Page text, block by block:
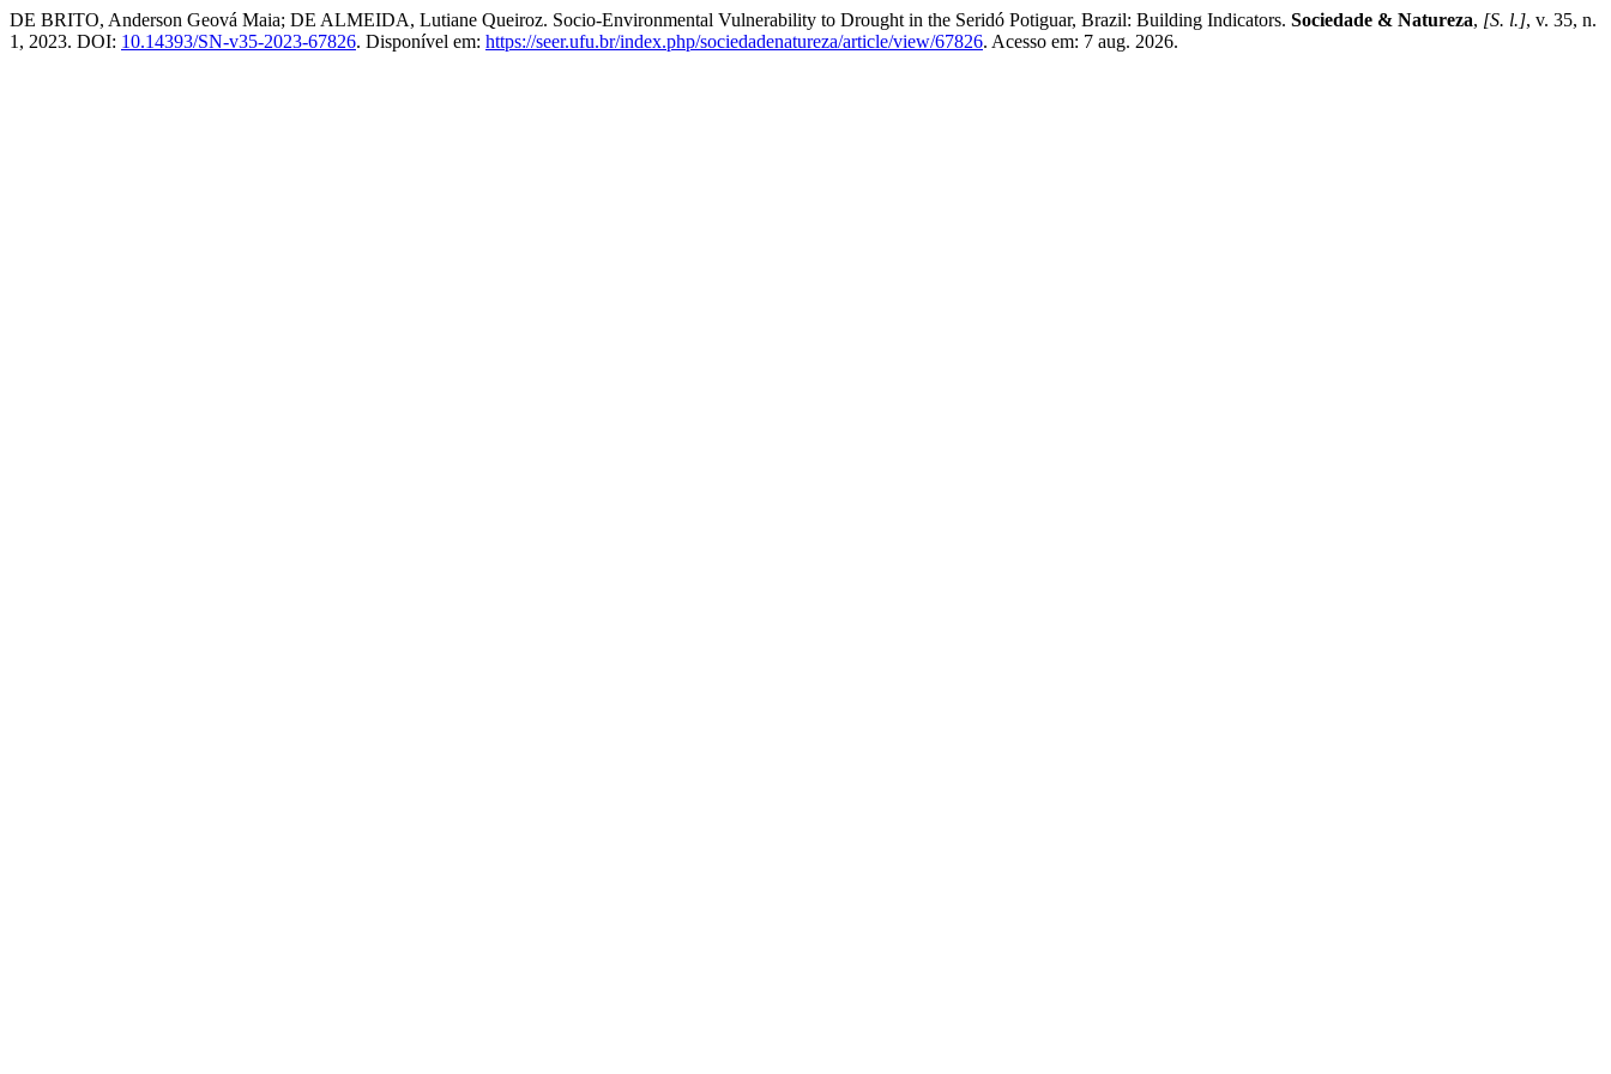
DE BRITO, Anderson Geová Maia; DE ALMEIDA, Lutiane Queiroz. Socio-Environmental Vulnerability to Drought in the Seridó Potiguar, Brazil: Building Indicators. Sociedade & Natureza, [S. l.], v. 35, n.
1, 2023. DOI: 10.14393/SN-v35-2023-67826. Disponível em: https://seer.ufu.br/index.php/sociedadenatureza/article/view/67826. Acesso em: 7 aug. 2026.